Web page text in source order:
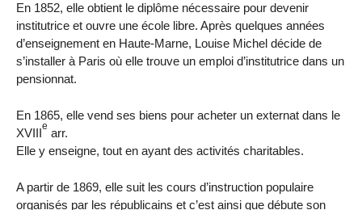
En 1852, elle obtient le diplôme nécessaire pour devenir
institutrice et ouvre une école libre. Après quelques années
d’enseignement en Haute-Marne, Louise Michel décide de
s’installer à Paris où elle trouve un emploi d’institutrice dans un
pensionnat.
En 1865, elle vend ses biens pour acheter un externat dans le
XVIIIe arr.
Elle y enseigne, tout en ayant des activités charitables.
A partir de 1869, elle suit les cours d’instruction populaire
organisés par les républicains et c’est ainsi que débute son